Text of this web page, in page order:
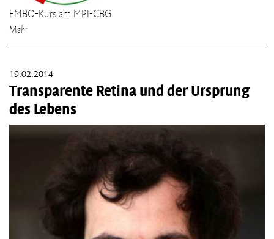
EMBO-Kurs am MPI-CBG
Mehr
19.02.2014
Transparente Retina und der Ursprung
des Lebens